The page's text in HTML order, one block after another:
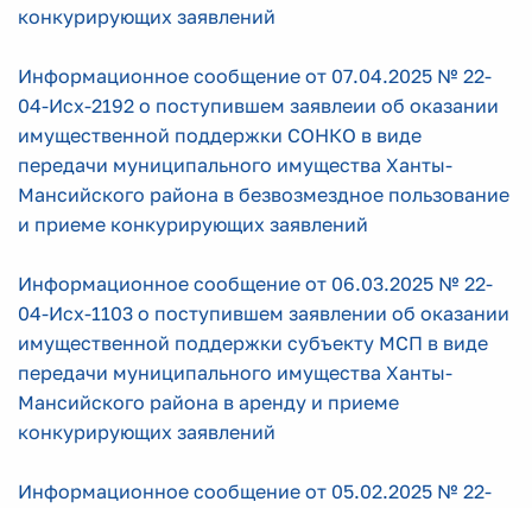
конкурирующих заявлений
Информационное сообщение от 07.04.2025 № 22-
04-Исх-2192 о поступившем заявлеии об оказании
имущественной поддержки СОНКО в виде
передачи муниципального имущества Ханты-
Мансийского района в безвозмездное пользование
и приеме конкурирующих заявлений
Информационное сообщение от 06.03.2025 № 22-
04-Исх-1103 о поступившем заявлении об оказании
имущественной поддержки субъекту МСП в виде
передачи муниципального имущества Ханты-
Мансийского района в аренду и приеме
конкурирующих заявлений
Информационное сообщение от 05.02.2025 № 22-